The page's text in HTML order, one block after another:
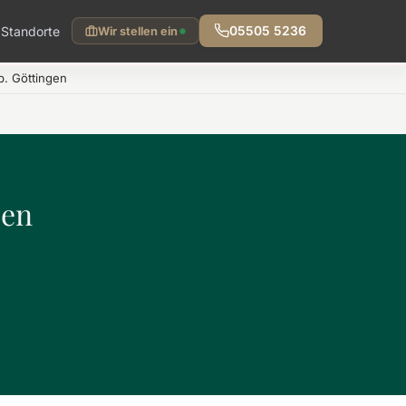
Standorte Wir stellen ein 05505 5236
Göttingen